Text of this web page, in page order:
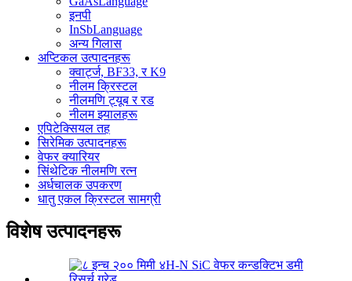
इनपी
InSbLanguage
अन्य गिलास
अप्टिकल उत्पादनहरू
क्वार्ट्ज, BF33, र K9
नीलम क्रिस्टल
नीलमणि ट्यूब र रड
नीलम झ्यालहरू
एपिटेक्सियल तह
सिरेमिक उत्पादनहरू
वेफर क्यारियर
सिंथेटिक नीलमणि रत्न
अर्धचालक उपकरण
धातु एकल क्रिस्टल सामग्री
विशेष उत्पादनहरू